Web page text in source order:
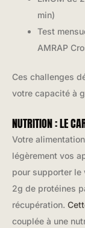
min)
Test
AMRAP
Ces challenges
votre capacité à
NUTRITION : LE
Votre
légèrement vos
pour supporter le
2g de protéines
récupération.
couplée à une